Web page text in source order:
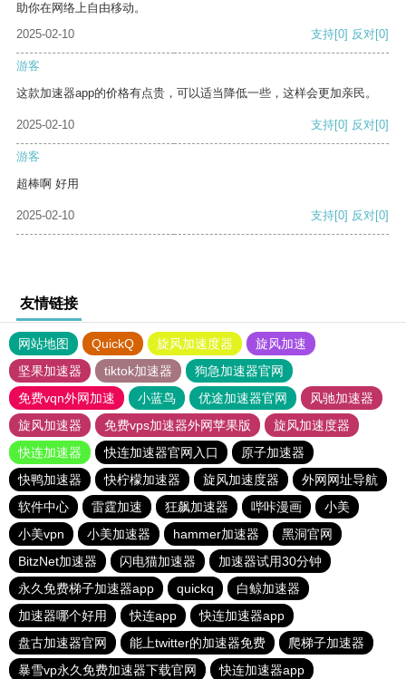
助你在网络上自由移动。
2025-02-10
支持[0] 反对[0]
游客
这款加速器app的价格有点贵，可以适当降低一些，这样会更加亲民。
2025-02-10 支持[0] 反对[0]
游客
超棒啊 好用
2025-02-10 支持[0] 反对[0]
友情链接
网站地图 QuickQ 旋风加速度器
旋风加速
坚果加速器
tiktok加速器
狗急加速器官网
免费vqn外网加速
小蓝鸟 优途加速器官网
风驰加速器
旋风加速器
免费vps加速器外网苹果版
旋风加速度器
快连加速器
快连加速器官网入口
原子加速器
快鸭加速器
快柠檬加速器 旋风加速度器
外网网址导航
软件中心
雷霆加速 狂飙加速器 哔咔漫画
小美
小美vpn
小美加速器 hammer加速器
黑洞官网
BitzNet加速器
闪电猫加速器
加速器试用30分钟
永久免费梯子加速器app
quickq
白鲸加速器
加速器哪个好用
快连app
快连加速器app
盘古加速器官网
能上twitter的加速器免费
爬梯子加速器
暴雪vp永久免费加速器下载官网
快连加速器app